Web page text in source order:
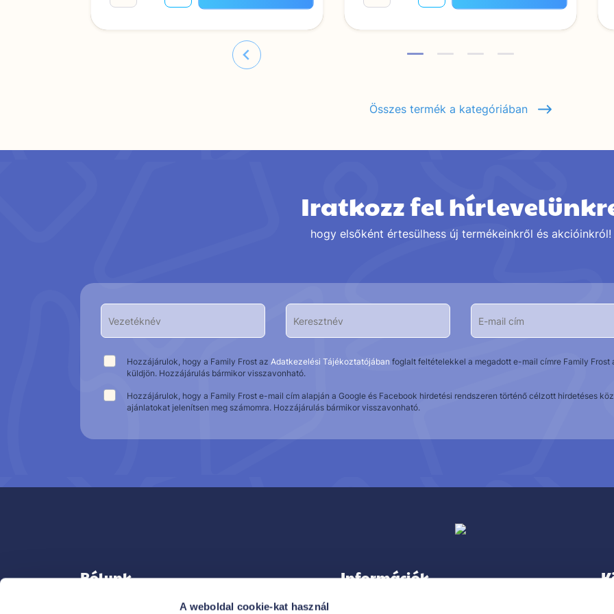
A weboldal cookie-kat használ
Összes termék a kategóriában
Iratkozz fel
hogy elsőként értesülhess új termékeinkről és akcióinkról!
Hozzájárulok, hogy a Family Frost az Adatkezelési Tájékoztatójában foglalt feltételekkel a megadott e-mail címre Family
küldjön. Hozzájárulás bármikor visszavonható.
Hozzájárulok, hogy a Family Frost e-mail cím alapján a Google és Facebook hirdetési rendszeren történő célzott hirdetéses
ajánlatokat jelenítsen meg számomra. Hozzájárulás bármikor visszavonható.
Rólunk Információk